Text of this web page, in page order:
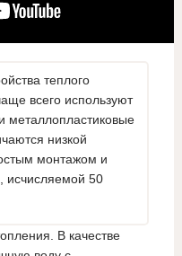
теплого
всего используют
металлопластиковые
низкой
монтажом и
исчисляемой 50
В качестве